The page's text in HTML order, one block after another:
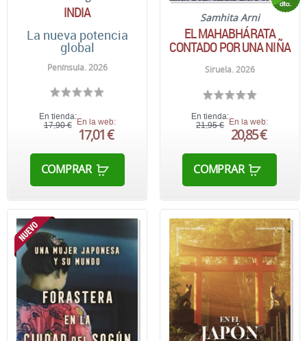
INDIA
La nueva potencia
global
Península. 2026
En tienda:
17,90 € En la web:
17,01 €
COMPRAR
Samhita Arni
EL MAHABHÁRATA
CONTADO POR UNA NIÑA
Siruela. 2026
En tienda:
21,95 €
En la web:
20,85 €
COMPRAR